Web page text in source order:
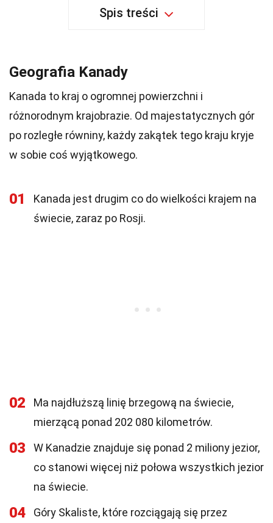
Spis treści
Geografia Kanady
Kanada to kraj o ogromnej powierzchni i
różnorodnym krajobrazie. Od majestatycznych gór
po rozległe równiny, każdy zakątek tego kraju kryje
w sobie coś wyjątkowego.
01
Kanada jest drugim co do wielkości krajem na
świecie, zaraz po Rosji.
02
Ma najdłuższą linię brzegową na świecie,
mierzącą ponad 202 080 kilometrów.
03
W Kanadzie znajduje się ponad 2 miliony jezior,
co stanowi więcej niż połowa wszystkich jezior
na świecie.
04
Góry Skaliste, które rozciągają się przez